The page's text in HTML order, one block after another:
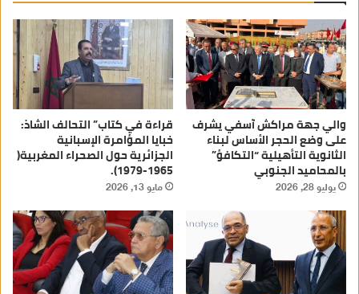
والي جهة مراكش آسفي يشرف
على وضع الحجر الأساس لبناء
الثانوية التأهيلية “التكافؤ”
بالمحاميد الجنوبي
يوليو 28, 2026
قراءة في كتاب” التحالف الشاذ:
خبايا المؤامرة الإسبانية
الجزائرية حول الصحراء المغربية(
1965-1979).
مايو 13, 2026